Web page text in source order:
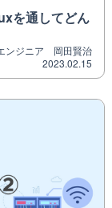
を通してどん
ンジニア 岡田賢治
2023.02.15